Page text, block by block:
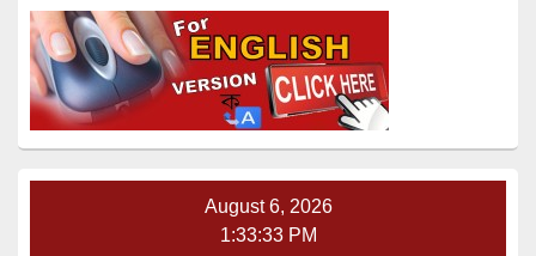
Sidebar
Widget
Area
August 6, 2026
1:33:33 PM